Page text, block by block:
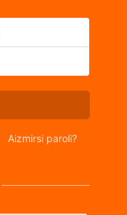
Aizmirsi paroli?